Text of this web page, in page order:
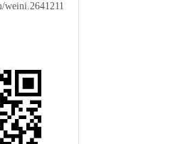
weini.2641211